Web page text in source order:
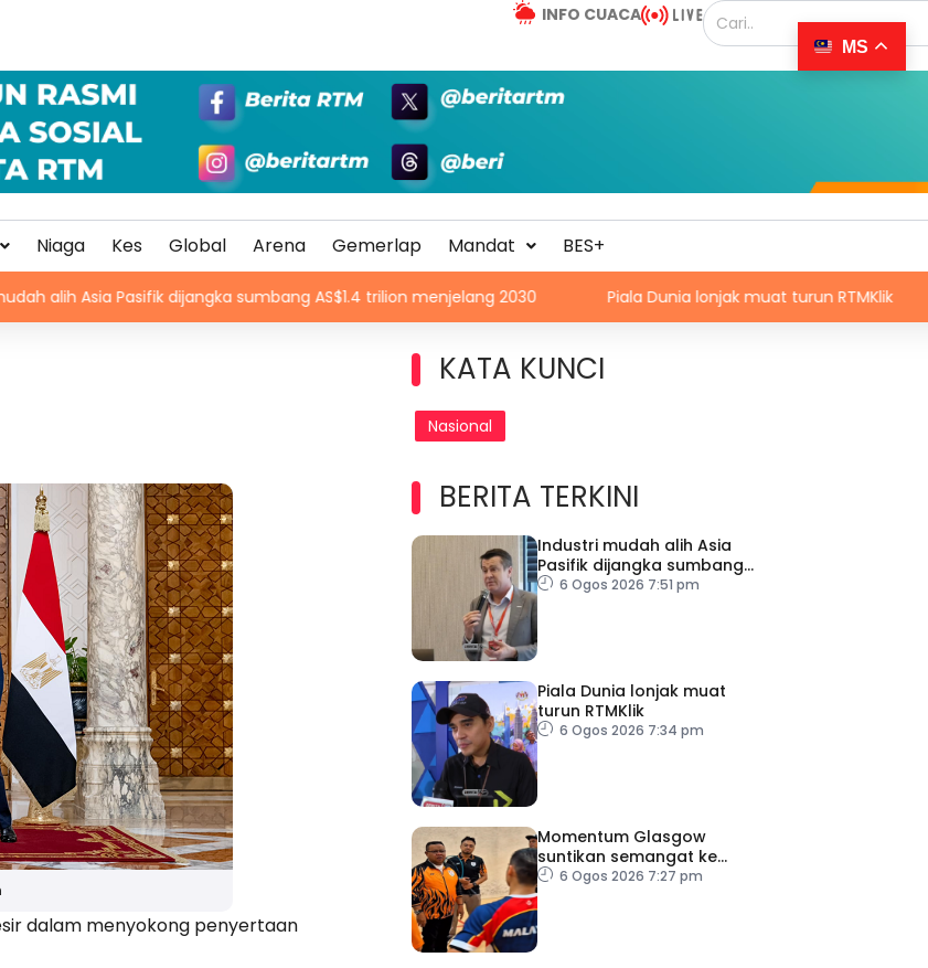
INFO CUACA
Niaga Kes Global Arena Gemerlap Mandat BES+
Pasifik dijangka sumbang AS$1.4 trilion menjelang 2030 Piala Dunia lonjak muat turun RTMKlik
dalam menyokong penyertaan
KATA KUNCI
Nasional
BERITA TERKINI
Industri mudah alih Asia
Pasifik dijangka sumbang
AS$1.4 trilion menjelang
6 Ogos 2026 7:51 pm
Piala Dunia lonjak muat
turun RTMKlik
6 Ogos 2026 7:34 pm
Momentum Glasgow
suntikan semangat ke
Sukan Asia 2026
6 Ogos 2026 7:27 pm
MS